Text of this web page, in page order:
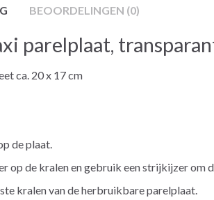
BEOORDELINGEN (0)
parelplaat,
ca. 20 x 17 cm
de plaat.
op de kralen en gebruik een strijkijzer om
kralen van de herbruikbare parelplaat.